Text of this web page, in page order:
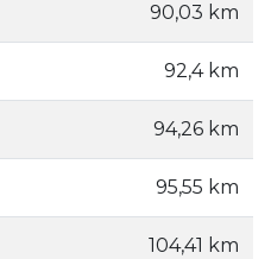
90,03 km
92,4 km
94,26 km
95,55 km
104,41 km